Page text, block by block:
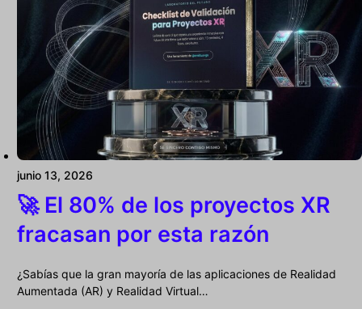
junio 13, 2026
🚀 El 80% de los proyectos XR
fracasan por esta razón
¿Sabías que la gran mayoría de las aplicaciones de Realidad
Aumentada (AR) y Realidad Virtual…